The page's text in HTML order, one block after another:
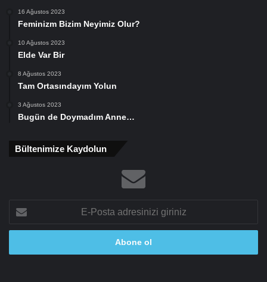
16 Ağustos 2023
Feminizm Bizim Neyimiz Olur?
10 Ağustos 2023
Elde Var Bir
8 Ağustos 2023
Tam Ortasındayım Yolun
3 Ağustos 2023
Bugün de Doymadım Anne…
Bültenimize Kaydolun
Posta
adresinizi